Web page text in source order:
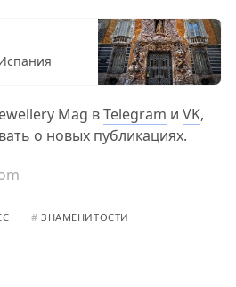
Mag вTelegram и VK,
о новых публикациях.
# ЗНАМЕНИТОСТИ